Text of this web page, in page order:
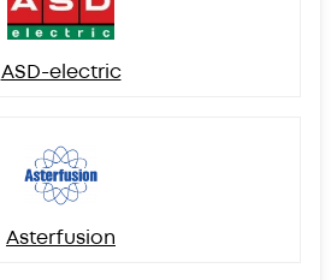
ASD-electric
Asterfusion